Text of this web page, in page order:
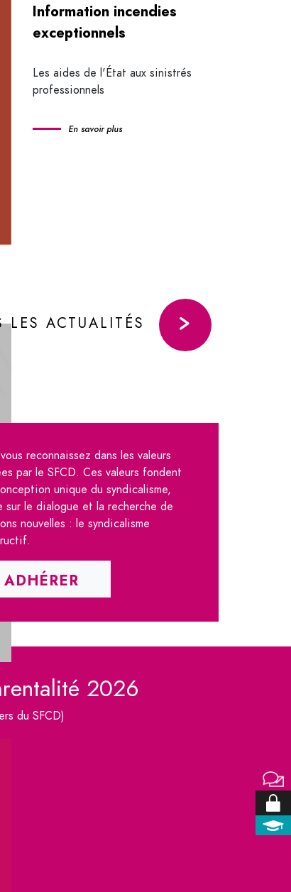
Information incendies
exceptionnels
Les aides de l'État aux sinistrés
professionnels
En savoir plus
LES ACTUALITÉS
reconnaissez dans les valeurs
par le SFCD. Ces valeurs fondent
unique du syndicalisme,
sur le dialogue et la recherche de
nouvelles : le syndicalisme
ADHÉRER
2026
du SFCD)